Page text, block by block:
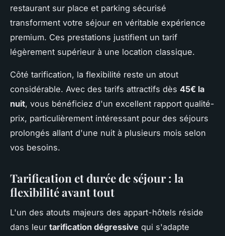
restaurant sur place et parking sécurisé
transforment votre séjour en véritable expérience
premium. Ces prestations justifient un tarif
légèrement supérieur à une location classique.
Côté tarification, la flexibilité reste un atout
considérable. Avec des tarifs attractifs dès 45€ la
nuit, vous bénéficiez d'un excellent rapport qualité-
prix, particulièrement intéressant pour des séjours
prolongés allant d'une nuit à plusieurs mois selon
vos besoins.
Tarification et durée de séjour : la
flexibilité avant tout
L'un des atouts majeurs des appart-hôtels réside
dans leur tarification dégressive qui s'adapte